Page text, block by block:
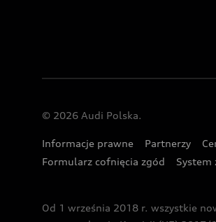
© 2026 Audi Polska.
Informacje prawne Partnerzy
Formularz cofnięcia zgód
System
Od 1 września 2018 r. wszystkie